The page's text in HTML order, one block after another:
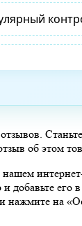
Станьте
об этом
добавьте его
нажмите на